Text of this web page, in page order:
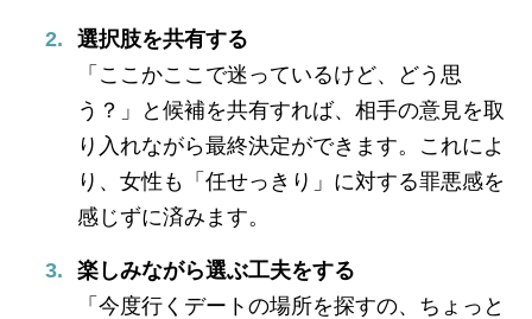
選択肢を共有する
「ここかここで迷っているけど、どう思
う？」と候補を共有すれば、相手の意見を取
り入れながら最終決定ができます。これによ
り、女性も「任せっきり」に対する罪悪感を
感じずに済みます。
楽しみながら選ぶ工夫をする
「今度行くデートの場所を探すの、ちょっと